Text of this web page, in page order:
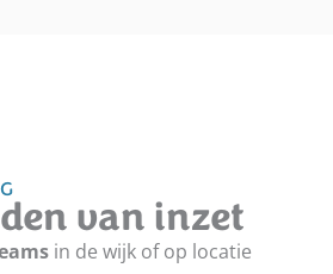
van inzet
in de wijk of op locatie